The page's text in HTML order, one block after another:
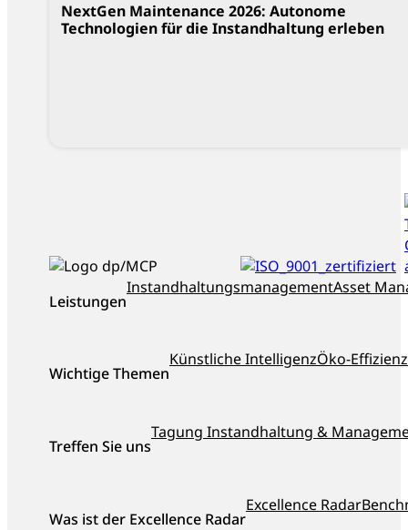
NextGen Maintenance 2026: Autonome
Technologien für die Instandhaltung erleben
ISO_9001_zertifiziert
dankl+partner
als
Österreichs
Leistungen
InstandhaltungsmanagementAsset
Wichtige Themen
Künstliche IntelligenzÖko-Effizienz
Treffen Sie uns
Tagung Instandhaltung &
Was ist der Excellence Radar
Excellence Radar